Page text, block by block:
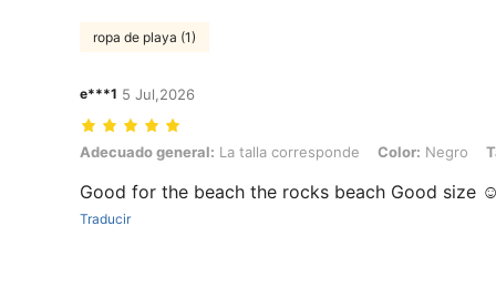
ropa de playa (1)
e***1 5 Jul,2026
Adecuado general: La talla corresponde, Color: Negro, Talla:
Adecuado general: La talla corresponde Color: Negro
Good for the beach the rocks beach Good size
Traducir